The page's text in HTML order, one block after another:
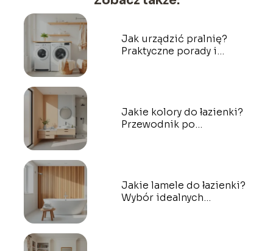
Jak urządzić pralnię?
Praktyczne porady i
Jakie kolory do łazienki?
Przewodnik po
Jakie lamele do łazienki?
Wybór idealnych